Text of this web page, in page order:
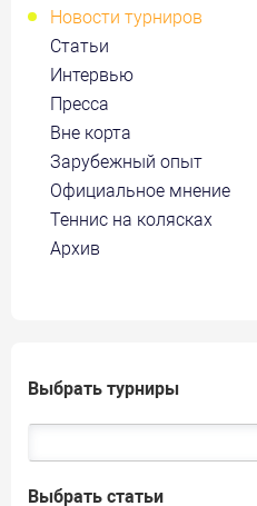
Новости турниров
Статьи
Интервью
Пресса
Вне корта
Зарубежный опыт
Официальное мнение
Теннис на колясках
Архив
Выбрать турниры
Выбрать статьи